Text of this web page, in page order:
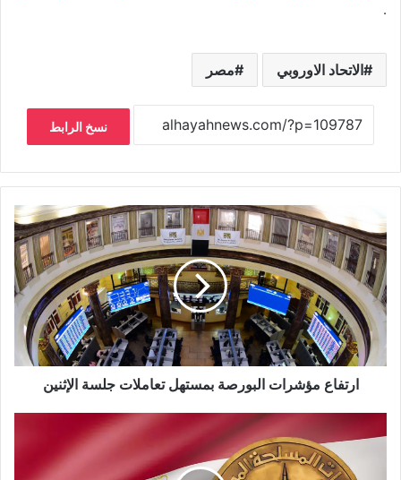
.
الاتحاد الاوروبي مصر
نسخ الرابط
ارتفاع مؤشرات البورصة بمستهل تعاملات جلسة الإثنين